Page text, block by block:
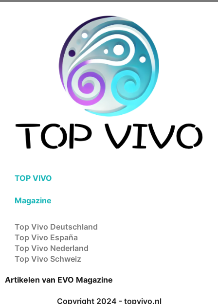
TOP VIVO
Magazine
Top Vivo Deutschland
Top Vivo España
Top Vivo Nederland
Top Vivo Schweiz
Artikelen van EVO Magazine
Copyright 2024 - topvivo.nl